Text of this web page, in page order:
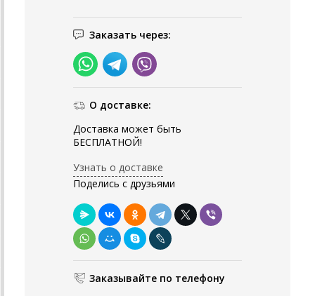
Заказать через:
О доставке:
Доставка может быть
БЕСПЛАТНОЙ!
Узнать о доставке
Поделись с друзьями
Заказывайте по телефону